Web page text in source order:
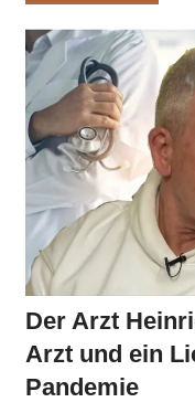
Der Arzt
Arzt und ein
Pandemie